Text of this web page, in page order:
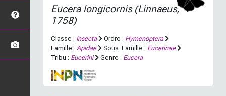
Eucera longicornis(Linnaeus,
1758)
Classe : Insecta Ordre : Hymenoptera
Famille : Apidae Sous-Famille : Eucerinae
Tribu : Eucerini Genre : Eucera